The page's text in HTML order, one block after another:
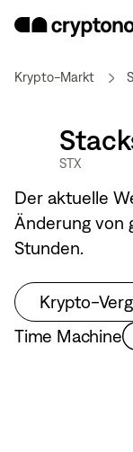
Krypto-Markt
STX
Der aktuelle
Änderung von
Stunden.
Krypto-
Time Machine